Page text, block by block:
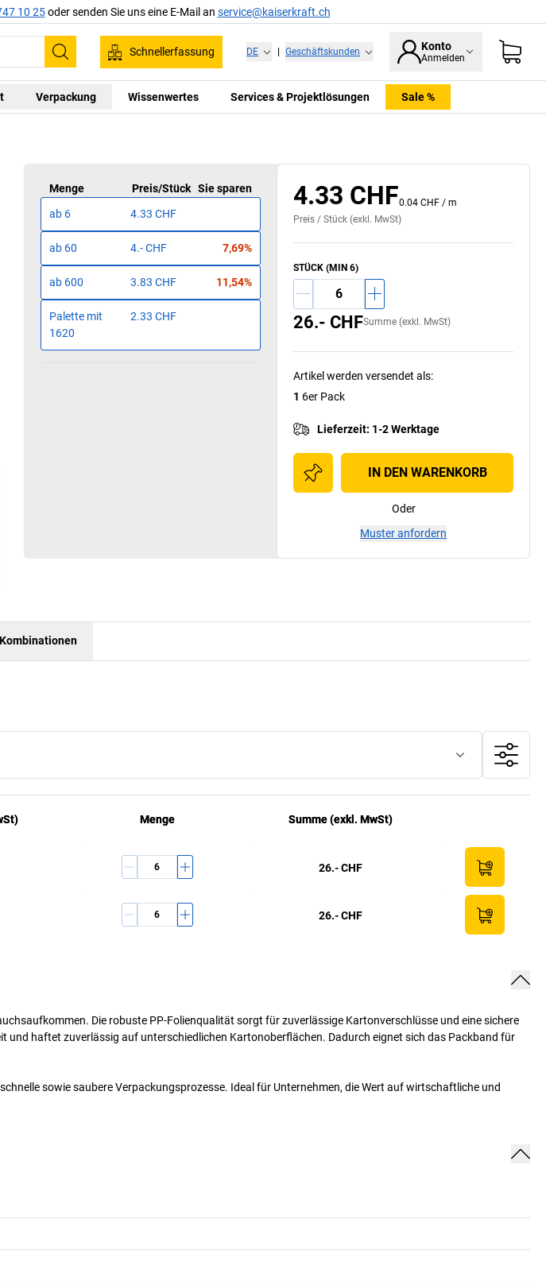
10 25oder senden Sie uns eine E-Mail an service@kaiserkraft.ch
Suchen
Schnellerfassung DE Geschäftskunden Konto
Anmelden
Verpackung Wissenwertes Services & Projektlösungen Sale %
Menge Preis/Stück Sie sparen
ab 6 4.33 CHF
ab 60 4.- CHF 7,69%
ab 600 3.83 CHF 11,54%
Palette mit
1620
2.33 CHF
4.33 CHF0.04 CHF /m
Preis /Stück (exkl. MwSt)
STÜCK (MIN 6)
Summe (exkl. MwSt)
26.- CHF
Artikel werden versendet als:
1 6er Pack
Lieferzeit: 1-2 Werktage
IN DEN WARENKORB
Oder
Muster anfordern
Kombinationen
Menge Summe (exkl. MwSt)
Menge Summe (exkl. MwSt)
26.- CHF
26.- CHF
Die robuste PP-Folienqualität sorgt für zuverlässige Kartonverschlüsse und eine sichere
haftet zuverlässig auf unterschiedlichen Kartonoberflächen. Dadurch eignet sich das Packband für
sowie saubere Verpackungsprozesse. Ideal für Unternehmen, die Wert auf wirtschaftliche und